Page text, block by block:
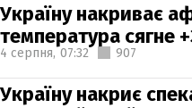
Україну накриває
температура сягне
4 серпня, 07:32 907
Україну накриє